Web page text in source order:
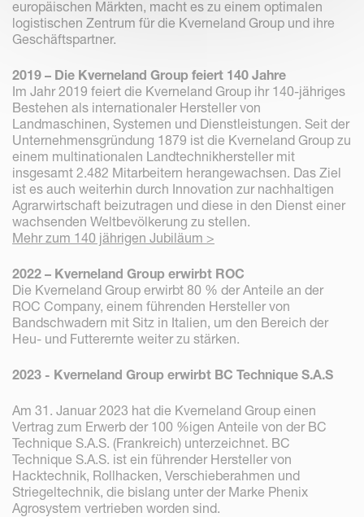
europäischen Märkten, macht es zu einem optimalen
logistischen Zentrum für die Kverneland Group und ihre
Geschäftspartner.
2019 – Die Kverneland Group feiert 140 Jahre
Im Jahr 2019 feiert die Kverneland Group ihr 140-jähriges
Bestehen als internationaler Hersteller von
Landmaschinen, Systemen und Dienstleistungen. Seit der
Unternehmensgründung 1879 ist die Kverneland Group zu
einem multinationalen Landtechnikhersteller mit
insgesamt 2.482 Mitarbeitern herangewachsen. Das Ziel
ist es auch weiterhin durch Innovation zur nachhaltigen
Agrarwirtschaft beizutragen und diese in den Dienst einer
wachsenden Weltbevölkerung zu stellen.
Mehr zum 140 jährigen Jubiläum >
2022 – Kverneland Group erwirbt ROC
Die Kverneland Group erwirbt 80 % der Anteile an der
ROC Company, einem führenden Hersteller von
Bandschwadern mit Sitz in Italien, um den Bereich der
Heu- und Futterernte weiter zu stärken.
2023 - Kverneland Group erwirbt BC Technique S.A.S
Am 31. Januar 2023 hat die Kverneland Group einen
Vertrag zum Erwerb der 100 %igen Anteile von der BC
Technique S.A.S. (Frankreich) unterzeichnet. BC
Technique S.A.S. ist ein führender Hersteller von
Hacktechnik, Rollhacken, Verschieberahmen und
Striegeltechnik, die bislang unter der Marke Phenix
Agrosystem vertrieben worden sind.